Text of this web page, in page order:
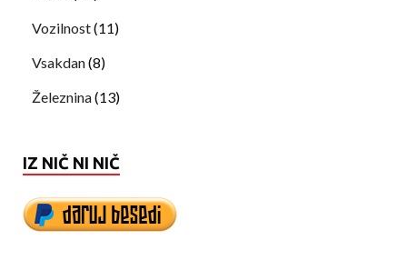
Vozilnost(11)
Vsakdan(8)
Železnina(13)
IZ NIČ NI NIČ